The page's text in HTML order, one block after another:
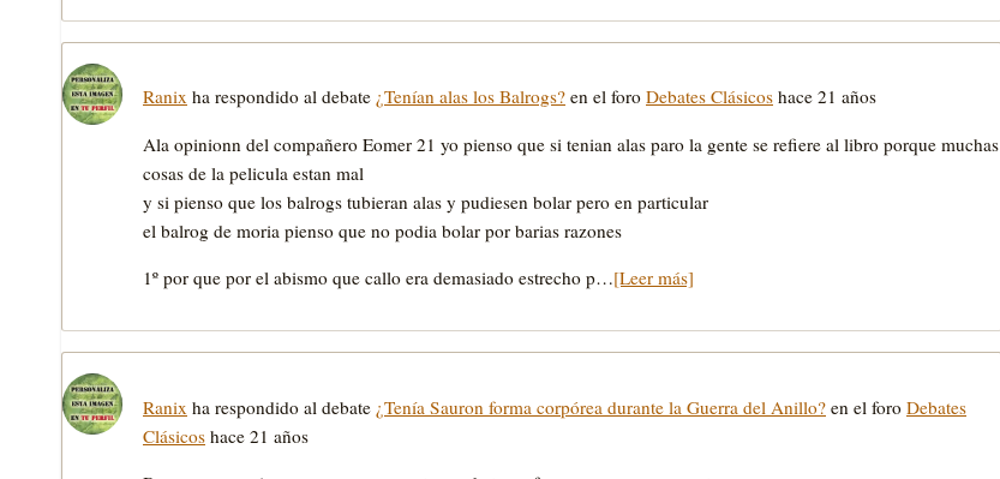
Ranix ha respondido al debate ¿Tenían alas los Balrogs? en el foro Debates Clásicos hace 21 años
Ala opinionn del compañero Eomer 21 yo pienso que si tenian alas paro la gente se refiere al libro porque muchas
cosas de la pelicula estan mal
y si pienso que los balrogs tubieran alas y pudiesen bolar pero en particular
el balrog de moria pienso que no podia bolar por barias razones
1º por que por el abismo que callo era demasiado estrecho p…[Leer más]
Ranix ha respondido al debate ¿Tenía Sauron forma corpórea durante la Guerra del Anillo? en el foro Debates
Clásicos hace 21 años